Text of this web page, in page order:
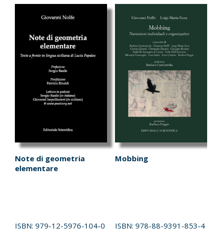
più
recente
Note di geometria
elementare
ISBN: 979-12-5976-104-0
Mobbing
ISBN: 978-88-9391-853-4